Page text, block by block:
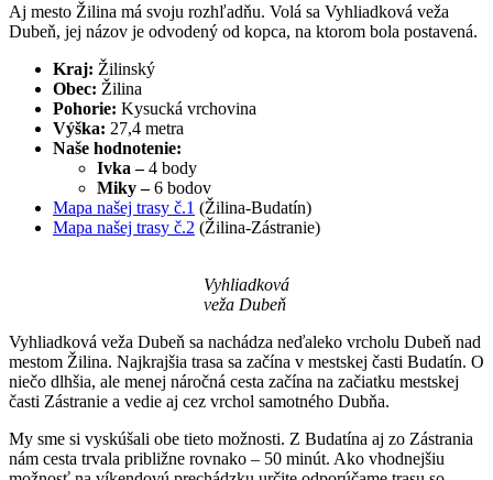
Aj mesto Žilina má svoju rozhľadňu. Volá sa Vyhliadková veža
Dubeň, jej názov je odvodený od kopca, na ktorom bola postavená.
Kraj: Žilinský
Obec: Žilina
Pohorie: Kysucká vrchovina
Výška: 27,4 metra
Naše hodnotenie:
Ivka –4 body
Miky –6 bodov
Mapa našej trasy č.1 (Žilina-Budatín)
Mapa našej trasy č.2 (Žilina-Zástranie)
Vyhliadková
veža Dubeň
Vyhliadková veža Dubeň sa nachádza neďaleko vrcholu Dubeň nad
mestom Žilina. Najkrajšia trasa sa začína v mestskej časti Budatín. O
niečo dlhšia, ale menej náročná cesta začína na začiatku mestskej
časti Zástranie a vedie aj cez vrchol samotného Dubňa.
My sme si vyskúšali obe tieto možnosti. Z Budatína aj zo Zástrania
nám cesta trvala približne rovnako – 50 minút. Ako vhodnejšiu